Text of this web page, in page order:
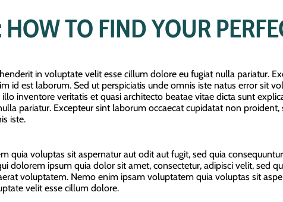
HOW TO FIND YOUR
in voluptate velit esse cillum dolore eu fugiat nulla pariatur.
id est laborum. Sed ut perspiciatis unde omnis iste natus error sit
illo inventore veritatis et quasi architecto beatae vitae dicta sunt
pariatur. Excepteur sint laborum occaecat cupidatat non
iste.
quia voluptas sit aspernatur aut odit aut fugit, sed quia
dolorem ipsum quia dolor sit amet, consectetur, adipisci velit, sed
voluptatem. Nemo enim ipsam voluptatem quia voluptas sit
velit esse cillum dolore.